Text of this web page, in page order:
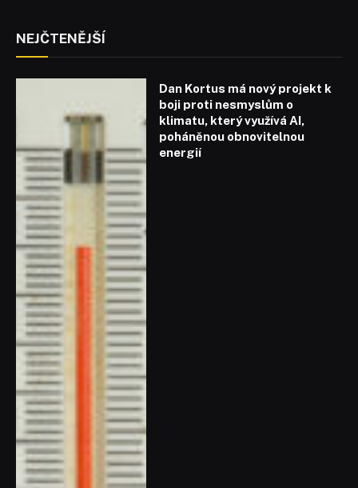
NEJČTENĚJŠÍ
Dan Kortus má nový projekt k
boji proti nesmyslům o
klimatu, který využívá AI,
poháněnou obnovitelnou
energií